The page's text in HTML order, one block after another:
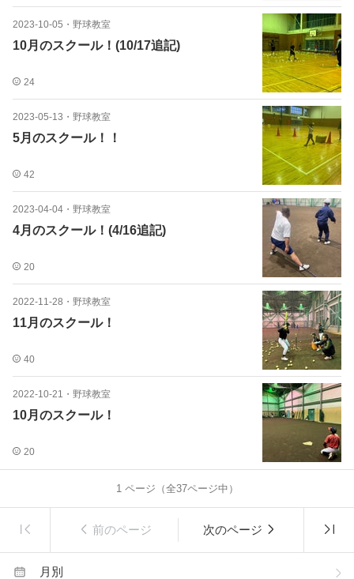
2023-10-05 ・ 野球教室
10月のスクール！(10/17追記)
24
2023-05-13 ・ 野球教室
5月のスクール！！
42
2023-04-04 ・ 野球教室
4月のスクール！(4/16追記)
20
2022-11-28 ・ 野球教室
11月のスクール！
40
2022-10-21 ・ 野球教室
10月のスクール！
20
1ページ（全37ページ中）
前のページ 次のページ
月別